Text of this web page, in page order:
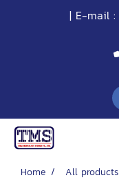
| E-mail :
Home All products